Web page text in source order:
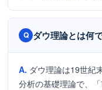
ダウ理論とは何
ダウ理論は19世紀
分析の基礎理論で、